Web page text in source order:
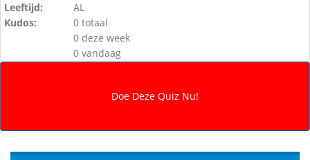
Leeftijd:
AL
Kudos:
0 totaal
0 deze week
0 vandaag